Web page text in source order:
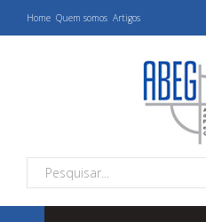
Home Quem somos Artigos